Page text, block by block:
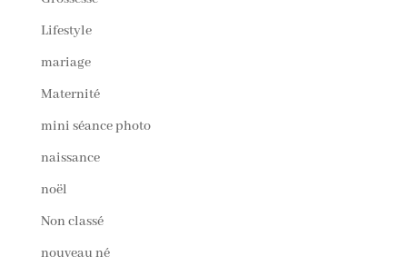
Lifestyle
mariage
Maternité
mini séance photo
naissance
noël
Non classé
nouveau né